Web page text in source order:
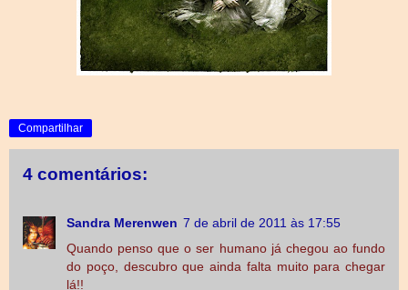
Compartilhar
4 comentários:
Sandra Merenwen 7 de abril de 2011 às 17:55
Quando penso que o ser humano já chegou ao fundo
do poço, descubro que ainda falta muito para chegar
lá!!